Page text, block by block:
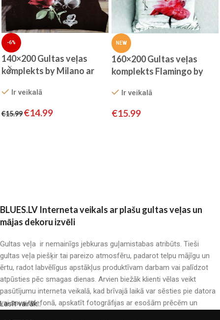
-6%
140×200 Gultas veļas
komplekts by Milano ar
SATĪNS
Ir veikalā
€15.99€14.99
NEW
160×200 Gultas veļas
komplekts Flamingo by
KOKVILNA SATĪNS
Ir veikalā
€15.99
BLUES.LV Interneta veikals ar plašu gultas veļas un
mājas dekoru izvēli
Gultas veļa ir nemainīgs jebkuras guļamistabas atribūts. Tieši
gultas veļa piešķir tai pareizo atmosfēru, padarot telpu mājīgu un
ērtu, radot labvēlīgus apstākļus produktīvam darbam vai palīdzot
atpūsties pēc smagas dienas. Arvien biežāk klienti vēlas veikt
pasūtījumu interneta veikalā, kad brīvajā laikā var sēsties pie datora
vai sava telefonā, apskatīt fotogrāfijas ar esošām prēcēm un
Lasīt vairāk...